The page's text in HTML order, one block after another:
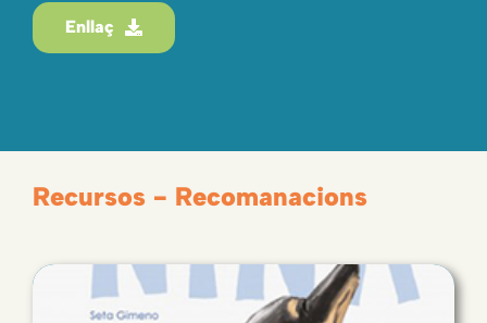
Enllaç
Recursos - Recomanacions